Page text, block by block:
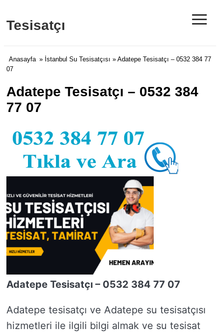
Tesisatçı ≡
Anasayfa » İstanbul Su Tesisatçısı » Adatepe Tesisatçı – 0532 384 77
07
Adatepe Tesisatçı – 0532 384
77 07
Adatepe Tesisatçı – 0532 384 77 07
Adatepe tesisatçı ve Adatepe su tesisatçısı
hizmetleri ile ilgili bilgi almak ve su tesisat